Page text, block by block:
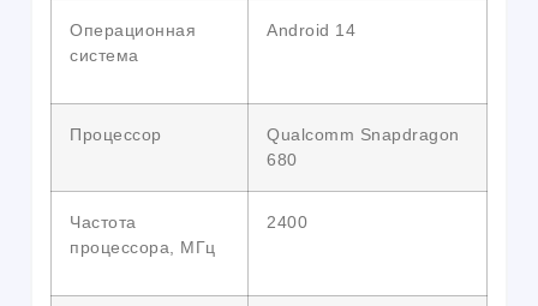
Операционная
система
Android 14
Процессор
Qualcomm Snapdragon
680
Частота
процессора, МГц
2400